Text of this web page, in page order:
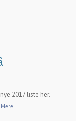
2017 liste her.
Mere